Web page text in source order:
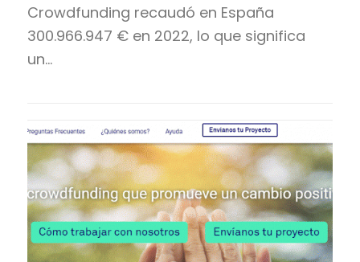
Crowdfunding recaudó en España
300.966.947 € en 2022, lo que significa
un…